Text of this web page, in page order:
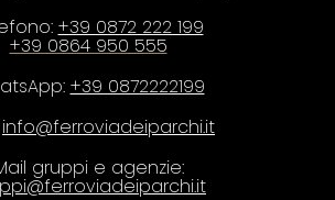
+39 0872 222 199
+39 0864 950 555
+39 0872222199
info@ferroviadeiparchi.it
gruppi e agenzie: